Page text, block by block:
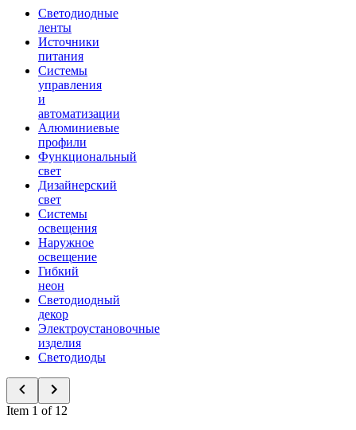
Светодиодные
ленты
Источники
питания
Системы
управления
и
автоматизации
Алюминиевые
профили
Функциональный
свет
Дизайнерский
свет
Системы
освещения
Наружное
освещение
Гибкий
неон
Светодиодный
декор
Электроустановочные
изделия
Светодиоды
Item 1 of 12